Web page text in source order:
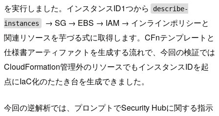
を実行しました。インスタンスID1つから
describe-
instances
→ SG → EBS → IAM → インラインポリシーと
関連リソースを芋づる式に取得します。CFnテンプレートと
仕様書アーティファクトを生成する流れで、今回の検証では
CloudFormation管理外のリソースでもインスタンスIDを起
点にIaC化のたたき台を生成できました。
今回の逆解析では、プロンプトでSecurity Hubに関する指示